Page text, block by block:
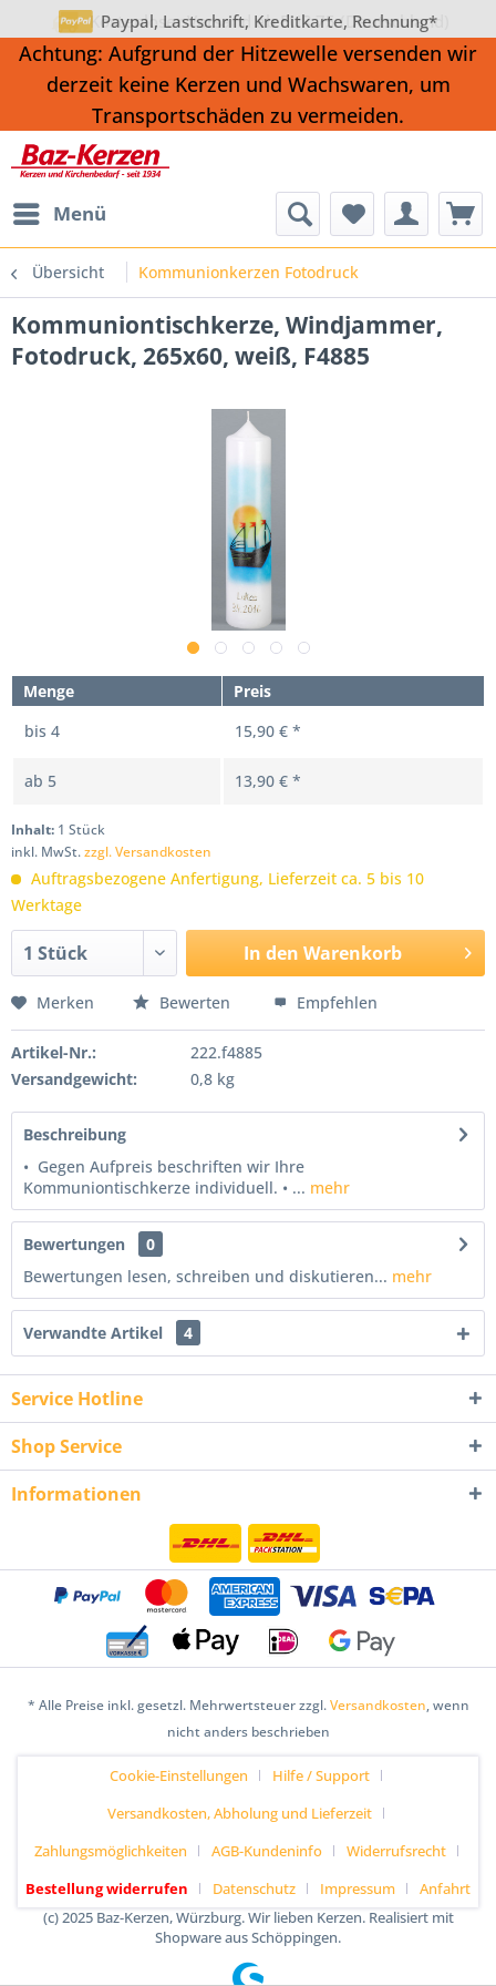
Kostenloser Versand ab EUR 75 (Deutschland)
Paypal, Lastschrift, Kreditkarte, Rechnung*
Achtung: Aufgrund der Hitzewelle versenden wir
derzeit keine Kerzen und Wachswaren, um
Transportschäden zu vermeiden.
Menü
Übersicht Kommunionkerzen Fotodruck
Kommuniontischkerze, Windjammer,
Fotodruck, 265x60, weiß, F4885
Menge
Preis
bis 4 15,90 € *
ab 5 13,90 € *
Inhalt: 1 Stück
inkl. MwSt.zzgl. Versandkosten
Auftragsbezogene Anfertigung, Lieferzeit ca. 5 bis 10
Werktage
In den Warenkorb
Merken Bewerten Empfehlen
Artikel-Nr.:
222.f4885
Versandgewicht:
0,8 kg
Beschreibung
• Gegen Aufpreis beschriften wir Ihre
Kommuniontischkerze individuell. • ... mehr
Bewertungen
0
Bewertungen lesen, schreiben und diskutieren... mehr
Verwandte Artikel 4
Service Hotline
Shop Service
Informationen
* Alle Preise inkl. gesetzl. Mehrwertsteuer zzgl.Versandkosten, wenn
nicht anders beschrieben
Cookie-Einstellungen
Hilfe / Support
Versandkosten, Abholung und Lieferzeit
Zahlungsmöglichkeiten
AGB-Kundeninfo
Widerrufsrecht
Bestellung widerrufen
Datenschutz Impressum
Anfahrt
(c) 2025 Baz-Kerzen, Würzburg. Wir lieben Kerzen. Realisiert mit
Shopware aus Schöppingen.